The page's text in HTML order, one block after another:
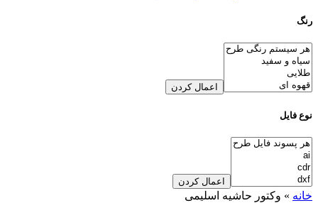
رنگ
اعمال کردن
نوع فایل
اعمال کردن
خانه» وکتور حاشیه اسلیمی